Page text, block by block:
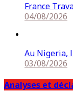
France
04/08/2026
Au Nigeria,
03/08/2026
Analyses et